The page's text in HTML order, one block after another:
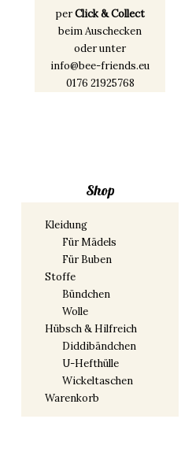
perClick & Collect
beim Auschecken
oder unter
info@bee-friends.eu
0176 21925768
Shop
Kleidung
Für Mädels
Für Buben
Stoffe
Bündchen
Wolle
Hübsch & Hilfreich
Diddibändchen
U-Hefthülle
Wickeltaschen
Warenkorb